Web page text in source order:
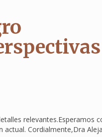
relevantes.Esperamos
actual. Cordialmente,Dra